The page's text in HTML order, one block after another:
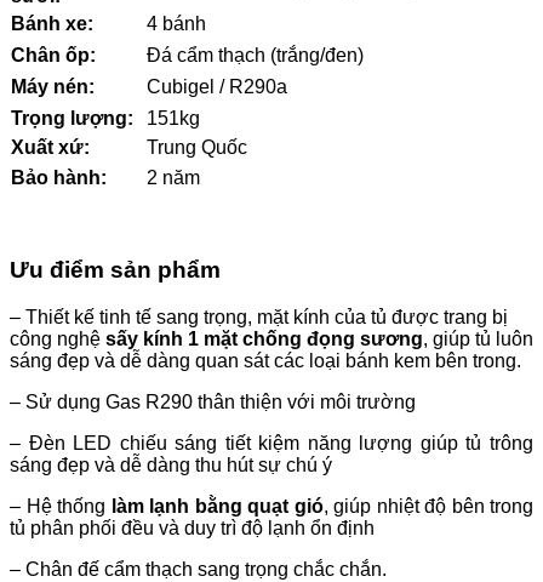
Bánh xe:
4 bánh
Chân ốp:
Đá cẩm thạch (trắng/đen)
Máy nén:
Cubigel / R290a
Trọng lượng:
151kg
Xuất xứ:
Trung Quốc
Bảo hành:
2 năm
Ưu điểm sản phẩm
– Thiết kế tinh tế sang trọng, mặt kính của tủ được trang bị
công nghệ sấy kính 1 mặt chống đọng sương, giúp tủ luôn
sáng đẹp và dễ dàng quan sát các loại bánh kem bên trong.
– Sử dụng Gas R290 thân thiện với môi trường
– Đèn LED chiếu sáng tiết kiệm năng lượng giúp tủ trông
sáng đẹp và dễ dàng thu hút sự chú ý
– Hệ thống làm lạnh bằng quạt gió, giúp nhiệt độ bên trong
tủ phân phối đều và duy trì độ lạnh ổn định
– Chân đế cẩm thạch sang trọng chắc chắn.